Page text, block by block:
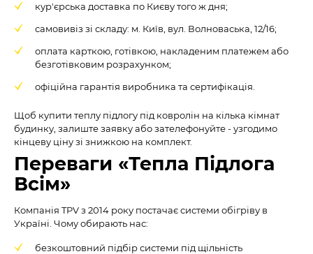
кур'єрська доставка по Києву того ж дня;
самовивіз зі складу: м. Київ, вул. Волноваська, 12/16;
оплата карткою, готівкою, накладеним платежем або
безготівковим розрахунком;
офіційна гарантія виробника та сертифікація.
Щоб купити теплу підлогу під ковролін на кілька кімнат
будинку, залиште заявку або зателефонуйте - узгодимо
кінцеву ціну зі знижкою на комплект.
Переваги «Тепла Підлога
Всім»
Компанія TPV з 2014 року постачає системи обігріву в
Україні. Чому обирають нас:
безкоштовний підбір системи під щільність